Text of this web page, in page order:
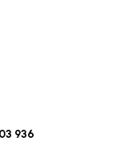
936